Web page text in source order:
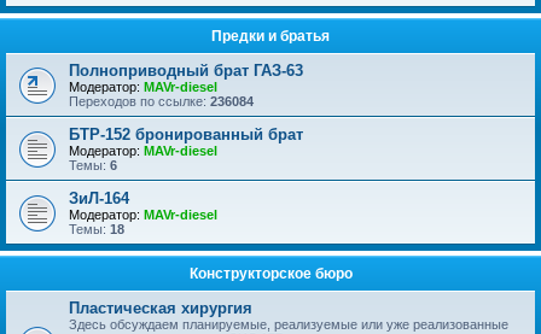
Предки и братья
Полноприводный брат ГАЗ-63
Модератор: MAVr-diesel
Переходов по ссылке: 236084
БТР-152 бронированный брат
Модератор: MAVr-diesel
Темы: 6
ЗиЛ-164
Модератор: MAVr-diesel
Темы: 18
Конструкторское бюро
Пластическая хирургия
Здесь обсуждаем планируемые, реализуемые или уже реализованные